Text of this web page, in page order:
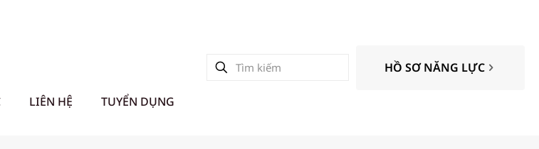
LIÊN HỆ TUYỂN DỤNG
HỒ SƠ NĂNG LỰC